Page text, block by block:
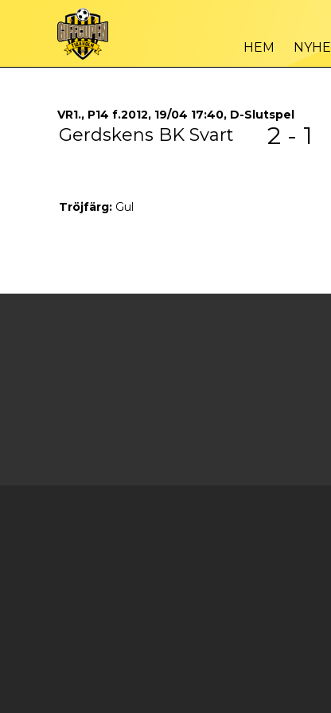
HEM
VR1., P14 f.2012, 19/04 17:40, D-Slutspel
Gerdskens BK Svart 2 - 1
Tröjfärg: Gul